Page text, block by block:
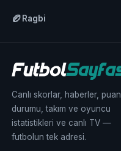
🏉 Ragbi
Canlı skorlar, haberler, puan
durumu, takım ve oyuncu
istatistikleri ve canlı TV —
futbolun tek adresi.